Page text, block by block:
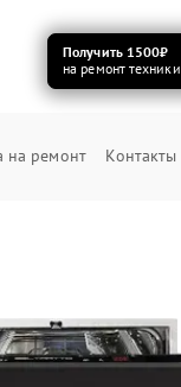
Получить 1500₽
на ремонт техники
на ремонт Контакты